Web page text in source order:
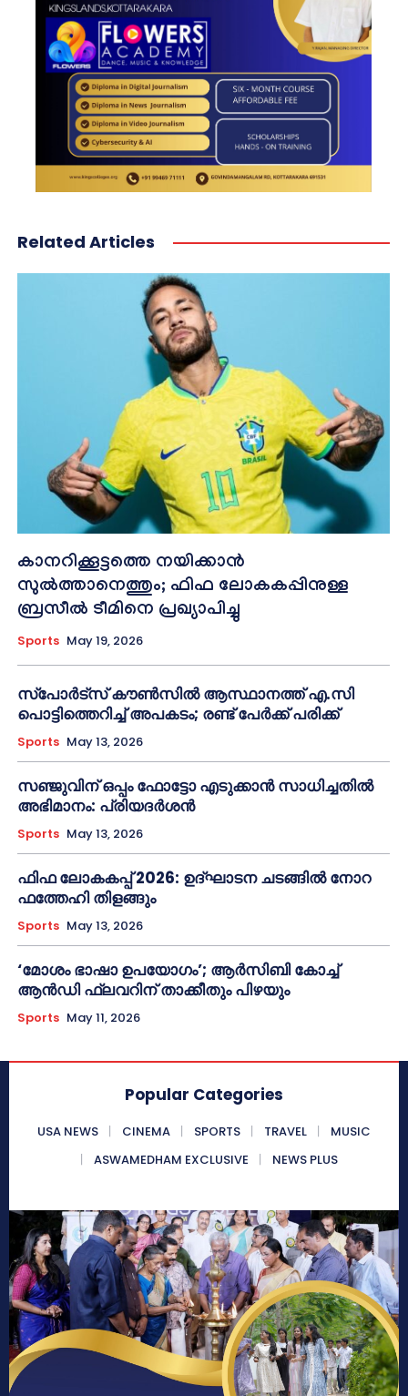
Related Articles
കാനറിക്കൂട്ടത്തെ നയിക്കാന്‍
സുല്‍ത്താനെത്തും; ഫിഫ ലോകകപ്പിനുള്ള
ബ്രസീല്‍ ടീമിനെ പ്രഖ്യാപിച്ചു
Sports May 19, 2026
സ്പോർട്സ് കൗൺസിൽ ആസ്ഥാനത്ത് എ.സി
പൊട്ടിത്തെറിച്ച് അപകടം; രണ്ട് പേർക്ക് പരിക്ക്
Sports May 13, 2026
സഞ്ജുവിന് ഒപ്പം ഫോട്ടോ എടുക്കാൻ സാധിച്ചതിൽ
അഭിമാനം: പ്രിയദർശൻ
Sports May 13, 2026
ഫിഫ ലോകകപ്പ് 2026: ഉദ്ഘാടന ചടങ്ങിൽ നോറ
ഫത്തേഹി തിളങ്ങും
Sports May 13, 2026
‘മോശം ഭാഷാ ഉപയോഗം’; ആർസിബി കോച്ച്
ആൻഡി ഫ്ലവറിന് താക്കീതും പിഴയും
Sports May 11, 2026
Popular Categories
USA NEWS CINEMA SPORTS TRAVEL
MUSIC
ASWAMEDHAM EXCLUSIVE
NEWS PLUS